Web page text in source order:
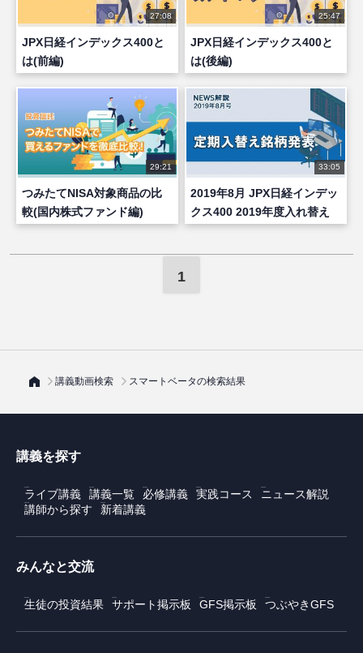
27:08
JPX日経インデックス400と
は(前編)
25:47
JPX日経インデックス400と
は(後編)
29:21
つみたてNISA対象商品の比
較(国内株式ファンド編)
33:05
2019年8月 JPX日経インデッ
クス400 2019年度入れ替え
1
講義動画検索 スマートベータの検索結果
講義を探す
ライブ講義 講義一覧 必修講義 実践コース
ニュース解説
講師から探す
新着講義
みんなと交流
生徒の投資結果 サポート掲示板 GFS掲示板 つぶやきGFS